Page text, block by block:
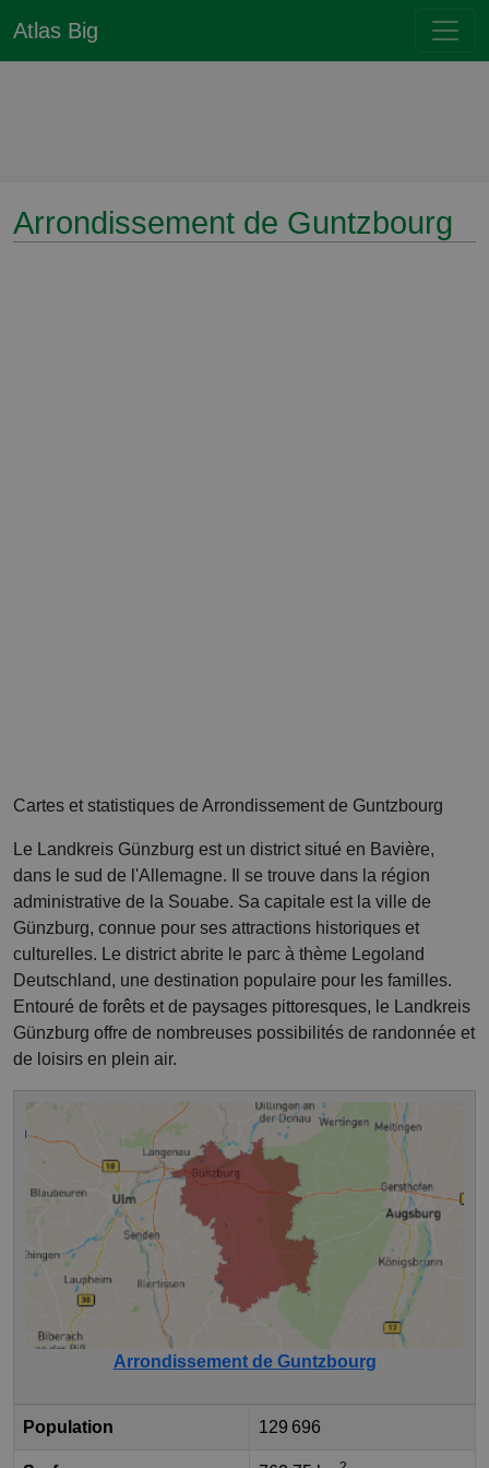
Atlas Big
Arrondissement de Guntzbourg
Cartes et statistiques de Arrondissement de Guntzbourg
Le Landkreis Günzburg est un district situé en Bavière,
dans le sud de l'Allemagne. Il se trouve dans la région
administrative de la Souabe. Sa capitale est la ville de
Günzburg, connue pour ses attractions historiques et
culturelles. Le district abrite le parc à thème Legoland
Deutschland, une destination populaire pour les familles.
Entouré de forêts et de paysages pittoresques, le Landkreis
Günzburg offre de nombreuses possibilités de randonnée et
de loisirs en plein air.
Arrondissement de Guntzbourg
Population 129 696